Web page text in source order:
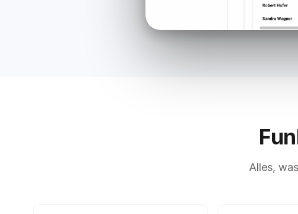
Alles, was